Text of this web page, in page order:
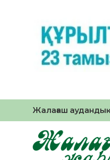
Жалағаш